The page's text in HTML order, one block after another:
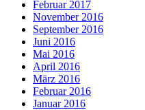
Februar 2017
November 2016
September 2016
Juni 2016
Mai 2016
April 2016
März 2016
Februar 2016
Januar 2016